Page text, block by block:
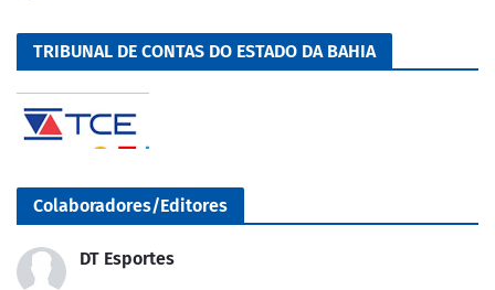
TRIBUNAL DE CONTAS DO ESTADO DA BAHIA
Colaboradores/Editores
DT Esportes